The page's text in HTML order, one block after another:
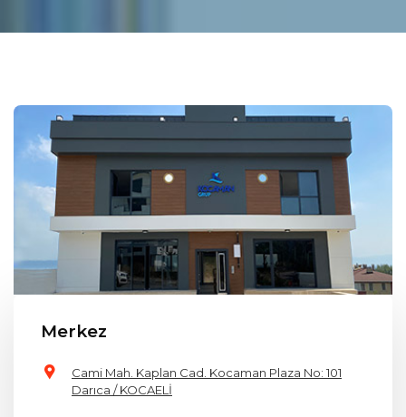
Merkez
Cami Mah. Kaplan Cad. Kocaman Plaza No: 101
Darıca / KOCAELİ